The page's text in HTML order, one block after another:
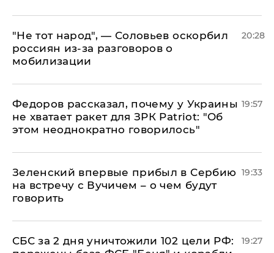
​"Не тот народ", — Соловьев оскорбил
россиян из-за разговоров о
мобилизации
20:28
Федоров рассказал, почему у Украины
не хватает ракет для ЗРК Patriot: "Об
этом неоднократно говорилось"
19:57
Зеленский впервые прибыл в Сербию
на встречу с Вучичем – о чем будут
говорить
19:33
СБС за 2 дня уничтожили 102 цели РФ:
19:27